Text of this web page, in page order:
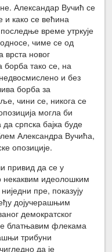
Александар Вучић се
и како се већина
време утркује
чиме се од
врста новог
борба тако се, на
и без
борба за
чини се, никога се
могла би
српска бајка буде
Александра Вучића,
опозиције.
привид да се у
идеолошким
пре, показују
дојучерашњим
демократског
блатњавим флекама
трибуни
да је